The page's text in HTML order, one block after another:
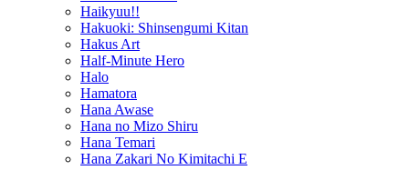
Haikyuu!!
Hakuoki: Shinsengumi Kitan
Hakus Art
Half-Minute Hero
Halo
Hamatora
Hana Awase
Hana no Mizo Shiru
Hana Temari
Hana Zakari No Kimitachi E